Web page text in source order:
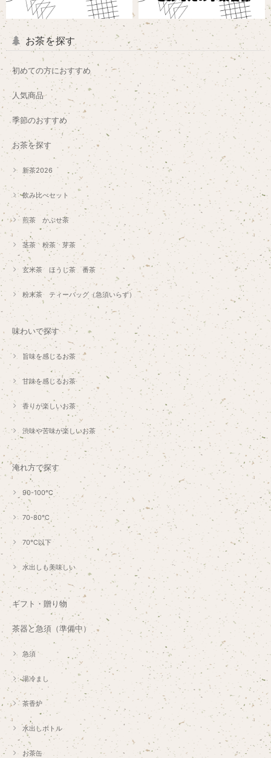
お茶を探す
初めての方におすすめ
人気商品
季節のおすすめ
お茶を探す
新茶2026
飲み比べセット
煎茶 かぶせ茶
茎茶 粉茶 芽茶
玄米茶 ほうじ茶 番茶
粉末茶 ティーバッグ（急須いらず）
味わいで探す
旨味を感じるお茶
甘味を感じるお茶
香りが楽しいお茶
渋味や苦味が楽しいお茶
淹れ方で探す
90-100℃
70-80℃
70℃以下
水出しも美味しい
ギフト・贈り物
茶器と急須（準備中）
急須
湯冷まし
茶香炉
水出しボトル
お茶缶